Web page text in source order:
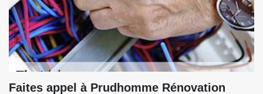
Faites appel à Prudhomme Rénovation